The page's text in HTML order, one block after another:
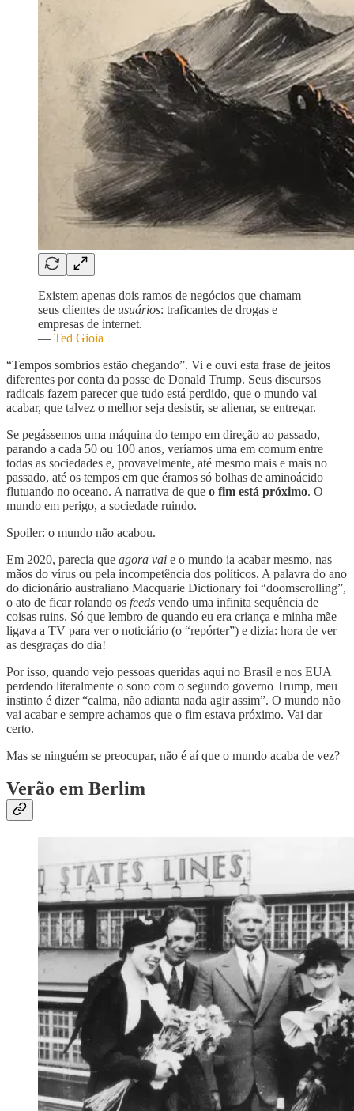
Existem apenas dois ramos de negócios que chamam
seus clientes de usuários: traficantes de drogas e
empresas de internet.
— Ted Gioia
“Tempos sombrios estão chegando”. Vi e ouvi esta frase de jeitos
diferentes por conta da posse de Donald Trump. Seus discursos
radicais fazem parecer que tudo está perdido, que o mundo vai
acabar, que talvez o melhor seja desistir, se alienar, se entregar.
Se pegássemos uma máquina do tempo em direção ao passado,
parando a cada 50 ou 100 anos, veríamos uma em comum entre
todas as sociedades e, provavelmente, até mesmo mais e mais no
passado, até os tempos em que éramos só bolhas de aminoácido
flutuando no oceano. A narrativa de que o fim está próximo. O
mundo em perigo, a sociedade ruindo.
Spoiler: o mundo não acabou.
Em 2020, parecia que agora vai e o mundo ia acabar mesmo, nas
mãos do vírus ou pela incompetência dos políticos. A palavra do ano
do dicionário australiano Macquarie Dictionary foi “doomscrolling”,
o ato de ficar rolando os feeds vendo uma infinita sequência de
coisas ruins. Só que lembro de quando eu era criança e minha mãe
ligava a TV para ver o noticiário (o “repórter”) e dizia: hora de ver
as desgraças do dia!
Por isso, quando vejo pessoas queridas aqui no Brasil e nos EUA
perdendo literalmente o sono com o segundo governo Trump, meu
instinto é dizer “calma, não adianta nada agir assim”. O mundo não
vai acabar e sempre achamos que o fim estava próximo. Vai dar
certo.
Mas se ninguém se preocupar, não é aí que o mundo acaba de vez?
Verão em Berlim